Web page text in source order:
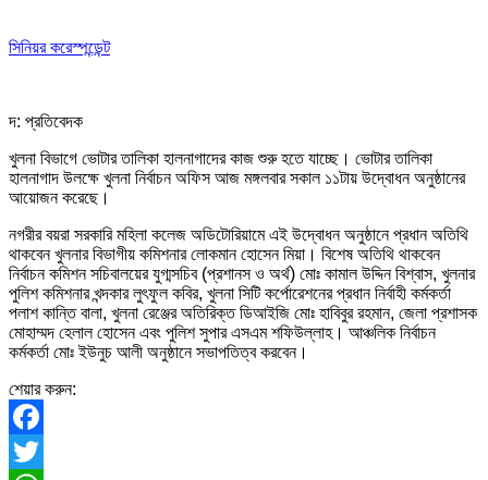
সিনিয়র করেস্পন্ডেন্ট
দ: প্রতিবেদক
খুলনা বিভাগে ভোটার তালিকা হালনাগাদের কাজ শুরু হতে যাচ্ছে। ভোটার তালিকা
হালনাগাদ উলক্ষে খুলনা নির্বাচন অফিস আজ মঙ্গলবার সকাল ১১টায় উদ্বোধন অনুষ্ঠানের
আয়োজন করেছে।
নগরীর বয়রা সরকারি মহিলা কলেজ অডিটোরিয়ামে এই উদ্বোধন অনুষ্ঠানে প্রধান অতিথি
থাকবেন খুলনার বিভাগীয় কমিশনার লোকমান হোসেন মিয়া। বিশেষ অতিথি থাকবেন
নির্বাচন কমিশন সচিবালয়ের যুগ্মসচিব (প্রশানস ও অর্থ) মোঃ কামাল উদ্দিন বিশ্বাস, খুলনার
পুলিশ কমিশনার খন্দকার লুৎফুল কবির, খুলনা সিটি কর্পোরেশনের প্রধান নির্বাহী কর্মকর্তা
পলাশ কান্তি বালা, খুলনা রেঞ্জের অতিরিক্ত ডিআইজি মোঃ হাবিবুর রহমান, জেলা প্রশাসক
মোহাম্মদ হেলাল হোসেন এবং পুলিশ সুপার এসএম শফিউল্লাহ। আঞ্চলিক নির্বাচন
কর্মকর্তা মোঃ ইউনুচ আলী অনুষ্ঠানে সভাপতিত্ব করবেন।
শেয়ার করুন:
Facebook